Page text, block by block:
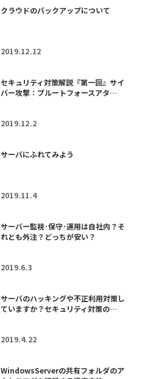
クラウドのバックアップについて
2019.12.12
セキュリティ対策解説『第一回』サイ
バー攻撃：ブルートフォースアタ…
2019.12.2
サーバにふれてみよう
2019.11.4
サーバー監視･保守･運用は自社内？そ
れとも外注？どっちが安い？
2019.6.3
サーバのハッキングや不正利用対策し
ていますか？セキュリティ対策の…
2019.4.22
WindowsServerの共有フォルダのア